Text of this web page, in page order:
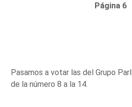
Página 6
Pasamos a votar las del Grupo
de la número 8 a la 14.